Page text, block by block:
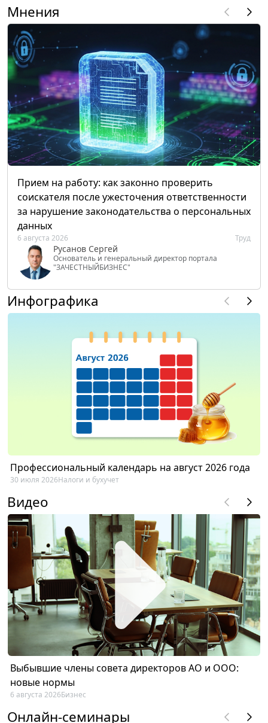
Мнения
Прием на работу: как законно проверить
соискателя после ужесточения ответственности
за нарушение законодательства о персональных
данных
6 августа 2026 Труд
Русанов Сергей
Основатель и генеральный директор портала
"ЗАЧЕСТНЫЙБИЗНЕС"
Инфографика
Профессиональный календарь на август 2026 года
30 июля 2026Налоги и бухучет
Видео
Выбывшие члены совета директоров АО и ООО:
новые нормы
6 августа 2026Бизнес
Онлайн-семинары